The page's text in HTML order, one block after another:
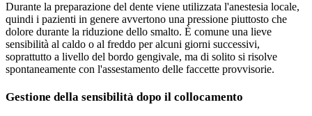
Durante la preparazione del dente viene utilizzata l'anestesia locale,
quindi i pazienti in genere avvertono una pressione piuttosto che
dolore durante la riduzione dello smalto. È comune una lieve
sensibilità al caldo o al freddo per alcuni giorni successivi,
soprattutto a livello del bordo gengivale, ma di solito si risolve
spontaneamente con l'assestamento delle faccette provvisorie.
Gestione della sensibilità dopo il collocamento